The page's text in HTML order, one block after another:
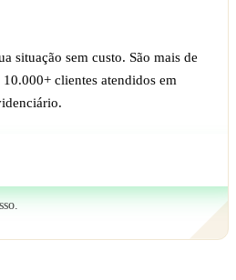
situação sem custo. São mais de
clientes atendidos em